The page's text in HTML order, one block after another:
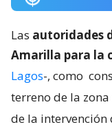
Las autoridades
Amarilla para la
Lagos-, como
terreno de la
de la intervención